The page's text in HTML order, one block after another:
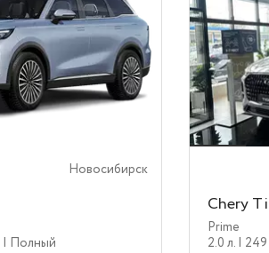
Новосибирск
| Полный
Chery
Prime
2.0 л. | 249